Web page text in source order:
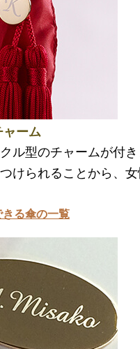
ーム
ル型のチャームが付
けられることから、
きる傘の一覧